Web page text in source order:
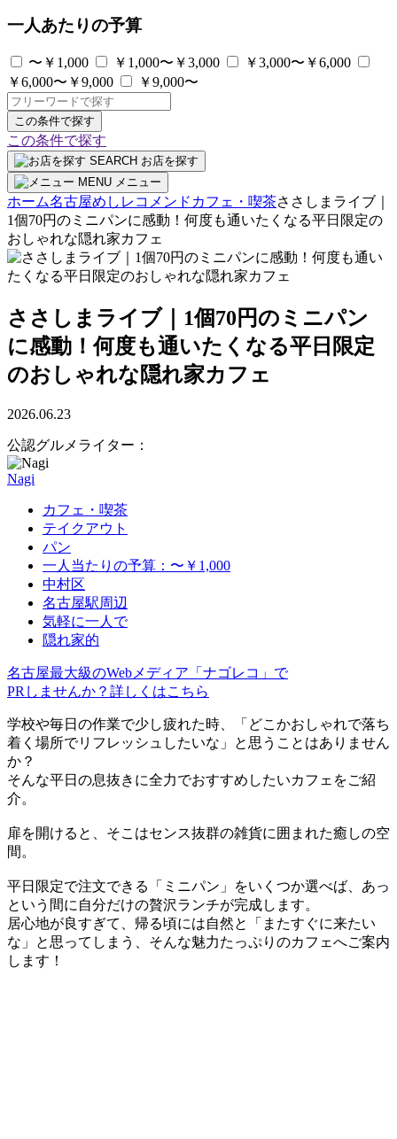
一人あたりの予算
〜￥1,000 ￥1,000〜￥3,000
￥3,000〜￥6,000
￥6,000〜￥9,000
￥9,000〜
この条件で探す
この条件で探す
SEARCH お店を探す
MENU メニュー
ホーム名古屋めしレコメンド カフェ・喫茶ささしまライブ｜
1個70円のミニパンに感動！何度も通いたくなる平日限定の
おしゃれな隠れ家カフェ
ささしまライブ｜1個70円のミニパン
に感動！何度も通いたくなる平日限定
のおしゃれな隠れ家カフェ
2026.06.23
公認グルメライター：
Nagi
カフェ・喫茶
テイクアウト
パン
一人当たりの予算：〜￥1,000
中村区
名古屋駅周辺
気軽に一人で
隠れ家的
名古屋最大級のWebメディア「ナゴレコ」で
PRしませんか？詳しくはこちら
学校や毎日の作業で少し疲れた時、「どこかおしゃれで落ち
着く場所でリフレッシュしたいな」と思うことはありません
か？
そんな平日の息抜きに全力でおすすめしたいカフェをご紹
介。
扉を開けると、そこはセンス抜群の雑貨に囲まれた癒しの空
間。
平日限定で注文できる「ミニパン」をいくつか選べば、あっ
という間に自分だけの贅沢ランチが完成します。
居心地が良すぎて、帰る頃には自然と「またすぐに来たい
な」と思ってしまう、そんな魅力たっぷりのカフェへご案内
します！